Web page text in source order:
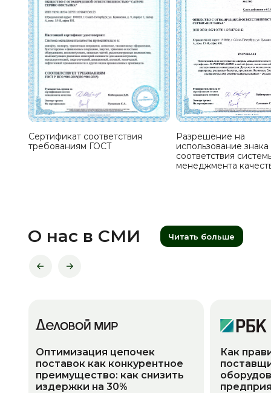
Сертификат соответствия
требованиям ГОСТ
Разрешение на
использование знака
соответствия
менеджмента
Читать больше
О нас в СМИ
Оптимизация цепочек
поставок как конкурентное
преимущество: как снизить
издержки на 30%
Как